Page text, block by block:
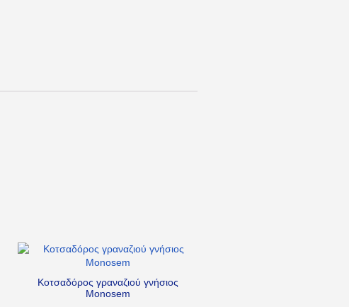
Κοτσαδόρος γραναζιού γνήσιος
Monosem